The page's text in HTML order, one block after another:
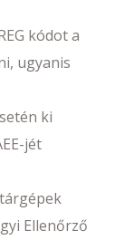
kódot a
ugyanis
ki
jét
Ellenőrző